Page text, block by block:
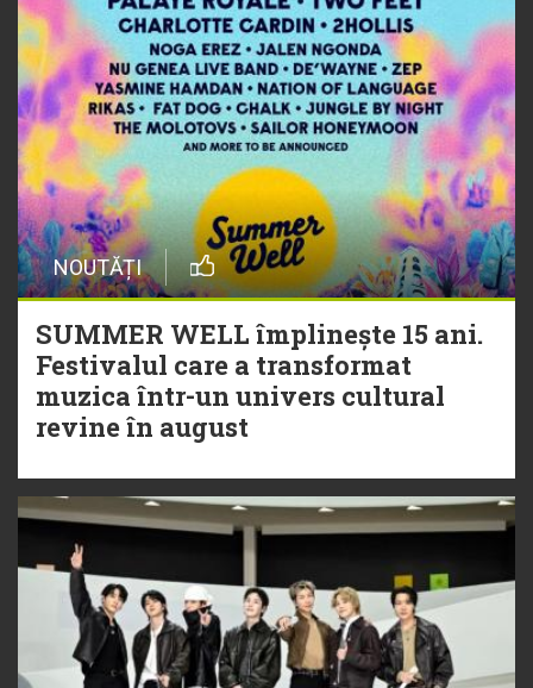
NOUTĂȚI
SUMMER WELL împlinește 15 ani.
Festivalul care a transformat
muzica într-un univers cultural
revine în august